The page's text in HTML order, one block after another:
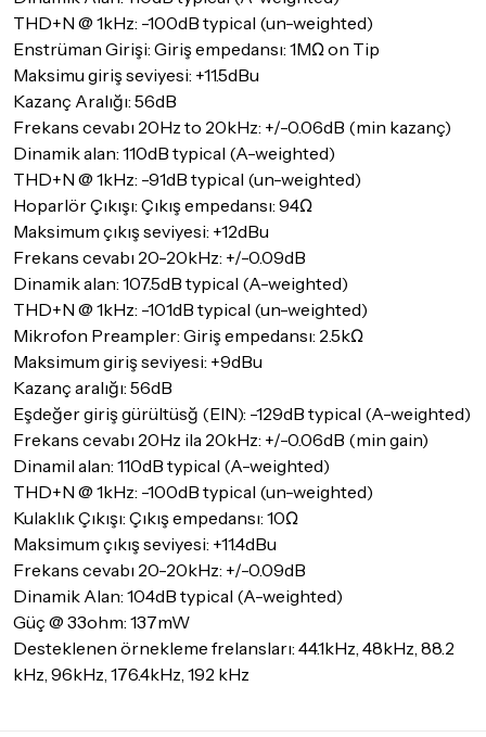
THD+N @ 1kHz: -100dB typical (un-weighted)
Enstrüman Girişi: Giriş empedansı: 1MΩ on Tip
Maksimu giriş seviyesi: +11.5dBu
Kazanç Aralığı: 56dB
Frekans cevabı 20Hz to 20kHz: +/-0.06dB (min kazanç)
Dinamik alan: 110dB typical (A-weighted)
THD+N @ 1kHz: -91dB typical (un-weighted)
Hoparlör Çıkışı: Çıkış empedansı: 94Ω
Maksimum çıkış seviyesi: +12dBu
Frekans cevabı 20-20kHz: +/-0.09dB
Dinamik alan: 107.5dB typical (A-weighted)
THD+N @ 1kHz: -101dB typical (un-weighted)
Mikrofon Preampler: Giriş empedansı: 2.5kΩ
Maksimum giriş seviyesi: +9dBu
Kazanç aralığı: 56dB
Eşdeğer giriş gürültüsğ (EIN): -129dB typical (A-weighted)
Frekans cevabı 20Hz ila 20kHz: +/-0.06dB (min gain)
Dinamil alan: 110dB typical (A-weighted)
THD+N @ 1kHz: -100dB typical (un-weighted)
Kulaklık Çıkışı: Çıkış empedansı: 10Ω
Maksimum çıkış seviyesi: +11.4dBu
Frekans cevabı 20-20kHz: +/-0.09dB
Dinamik Alan: 104dB typical (A-weighted)
Güç @ 33ohm: 137mW
Desteklenen örnekleme frelansları: 44.1kHz, 48kHz, 88.2
kHz, 96kHz, 176.4kHz, 192 kHz